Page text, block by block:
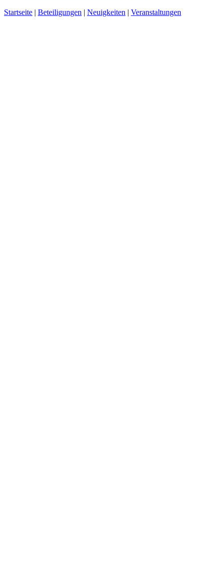
Startseite | Beteiligungen | Neuigkeiten | Veranstaltungen